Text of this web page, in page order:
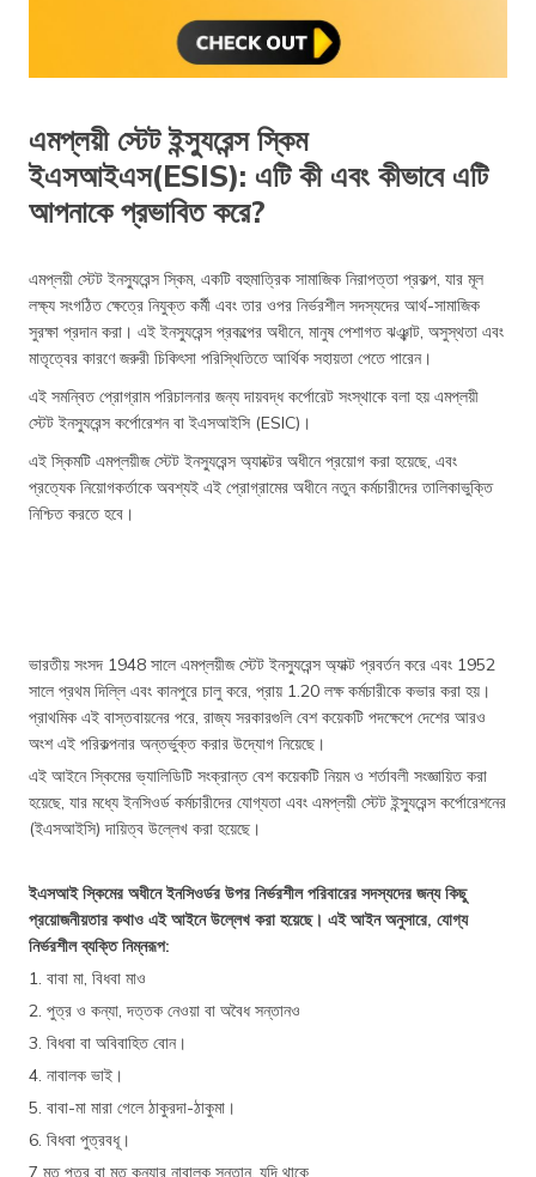
এমপ্লয়ী স্টেট ইন্স্যুরেন্স স্কিম
ইএসআইএস(ESIS): এটি কী এবং কীভাবে এটি
আপনাকে প্রভাবিত করে?
এমপ্লয়ী স্টেট ইনস্যুরেন্স স্কিম, একটি বহুমাত্রিক সামাজিক নিরাপত্তা প্রকল্প, যার মূল
লক্ষ্য সংগঠিত ক্ষেত্রে নিযুক্ত কর্মী এবং তার ওপর নির্ভরশীল সদস্যদের আর্থ-সামাজিক
সুরক্ষা প্রদান করা। এই ইনস্যুরেন্স প্রকল্পের অধীনে, মানুষ পেশাগত ঝঞ্ঝাট, অসুস্থতা এবং
মাতৃত্বের কারণে জরুরী চিকিৎসা পরিস্থিতিতে আর্থিক সহায়তা পেতে পারেন।
এই সমন্বিত প্রোগ্রাম পরিচালনার জন্য দায়বদ্ধ কর্পোরেট সংস্থাকে বলা হয় এমপ্লয়ী
স্টেট ইনস্যুরেন্স কর্পোরেশন বা ইএসআইসি (ESIC)।
এই স্কিমটি এমপ্লয়ীজ স্টেট ইনস্যুরেন্স অ্যাক্টের অধীনে প্রয়োগ করা হয়েছে, এবং
প্রত্যেক নিয়োগকর্তাকে অবশ্যই এই প্রোগ্রামের অধীনে নতুন কর্মচারীদের তালিকাভুক্তি
নিশ্চিত করতে হবে।
ভারতীয় সংসদ 1948 সালে এমপ্লয়ীজ স্টেট ইনস্যুরেন্স অ্যাক্ট প্রবর্তন করে এবং 1952
সালে প্রথম দিল্লি এবং কানপুরে চালু করে, প্রায় 1.20 লক্ষ কর্মচারীকে কভার করা হয়।
প্রাথমিক এই বাস্তবায়নের পরে, রাজ্য সরকারগুলি বেশ কয়েকটি পদক্ষেপে দেশের আরও
অংশ এই পরিকল্পনার অন্তর্ভুক্ত করার উদ্যোগ নিয়েছে।
এই আইনে স্কিমের ভ্যালিডিটি সংক্রান্ত বেশ কয়েকটি নিয়ম ও শর্তাবলী সংজ্ঞায়িত করা
হয়েছে, যার মধ্যে ইনসিওর্ড কর্মচারীদের যোগ্যতা এবং এমপ্লয়ী স্টেট ইন্স্যুরেন্স কর্পোরেশনের
(ইএসআইসি) দায়িত্ব উল্লেখ করা হয়েছে।
ইএসআই স্কিমের অধীনে ইনসিওর্ডর উপর নির্ভরশীল পরিবারের সদস্যদের জন্য কিছু
প্রয়োজনীয়তার কথাও এই আইনে উল্লেখ করা হয়েছে। এই আইন অনুসারে, যোগ্য
নির্ভরশীল ব্যক্তি নিম্নরূপ:
1. বাবা মা, বিধবা মাও
2. পুত্র ও কন্যা, দত্তক নেওয়া বা অবৈধ সন্তানও
3. বিধবা বা অবিবাহিত বোন।
4. নাবালক ভাই।
5. বাবা-মা মারা গেলে ঠাকুরদা-ঠাকুমা।
6. বিধবা পুত্রবধূ।
7 মৃত পুত্র বা মৃত কন্যার নাবালক সন্তান, যদি থাকে